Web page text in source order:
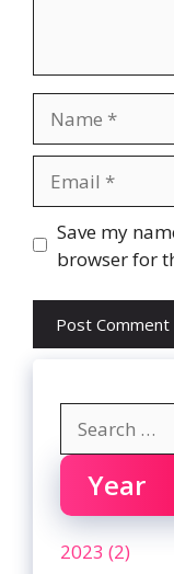
Website
Save my
browser for
for:
Year
2023 (2)